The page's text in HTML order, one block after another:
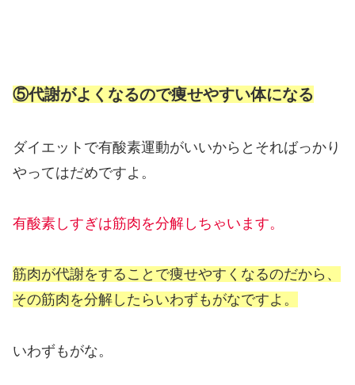
⑤代謝がよくなるので痩せやすい体になる
ダイエットで有酸素運動がいいからとそればっかり
やってはだめですよ。
有酸素しすぎは筋肉を分解しちゃいます。
筋肉が代謝をすることで痩せやすくなるのだから、
その筋肉を分解したらいわずもがなですよ。
いわずもがな。